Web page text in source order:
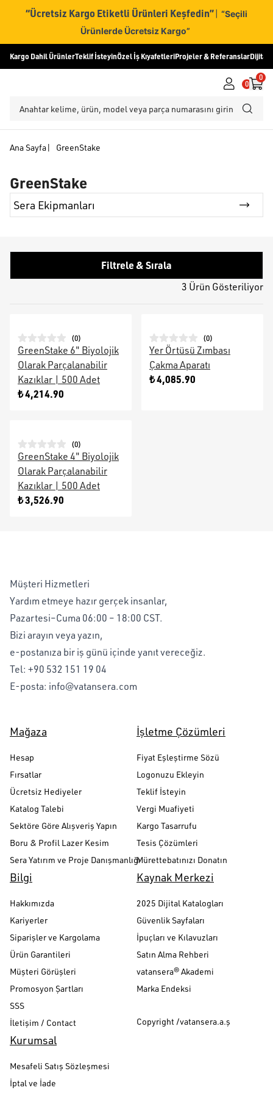
“Ücretsiz Kargo Etiketli Ürünleri Keşfedin” | “Seçili
Ürünlerde Ücretsiz Kargo”
Kargo Dahil ÜrünlerTeklif İsteyinÖzel İş KıyafetleriProjeler & ReferanslarDijital
0
0
Ana Sayfa| GreenStake
GreenStake
Sera Ekipmanları
Filtrele & Sırala
3 Ürün Gösteriliyor
(0)
GreenStake 6" Biyolojik
Olarak Parçalanabilir
Kazıklar | 500 Adet
₺ 4,214.90
(0)
Yer Örtüsü Zımbası
Çakma Aparatı
₺ 4,085.90
(0)
GreenStake 4" Biyolojik
Olarak Parçalanabilir
Kazıklar | 500 Adet
₺ 3,526.90
Müşteri Hizmetleri
Yardım etmeye hazır gerçek insanlar,
Pazartesi–Cuma 06:00 – 18:00 CST.
Bizi arayın veya yazın,
e-postanıza bir iş günü içinde yanıt vereceğiz.
Tel: +90 532 151 19 04
E-posta: info@vatansera.com
Mağaza
Hesap
Fırsatlar
Ücretsiz Hediyeler
Katalog Talebi
Sektöre Göre Alışveriş Yapın
Boru & Profil Lazer Kesim
Sera Yatırım ve Proje Danışmanlığı
İşletme Çözümleri
Fiyat Eşleştirme Sözü
Logonuzu Ekleyin
Teklif İsteyin
Vergi Muafiyeti
Kargo Tasarrufu
Tesis Çözümleri
Mürettebatınızı Donatın
Bilgi
Hakkımızda
Kariyerler
Siparişler ve Kargolama
Ürün Garantileri
Müşteri Görüşleri
Promosyon Şartları
SSS
İletişim / Contact
Kaynak Merkezi
2025 Dijital Katalogları
Güvenlik Sayfaları
İpuçları ve Kılavuzları
Satın Alma Rehberi
vatansera® Akademi
Marka Endeksi
Copyright /vatansera.a.ş
Kurumsal
Mesafeli Satış Sözleşmesi
İptal ve İade